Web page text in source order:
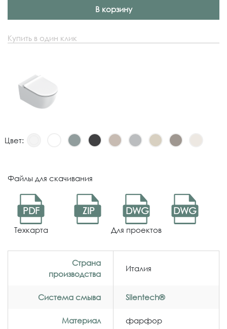
В корзину
Купить в один клик
Цвет:
Файлы для скачивания
PDF
Техкарта
ZIP DWG DWG
Для проектов
Страна
производства
Италия
Система смыва Silentech®
Материал фарфор